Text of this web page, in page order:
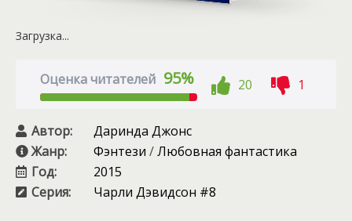
Загрузка...
Оценка читателей 95% 20 1
Автор:
Даринда Джонс
Жанр:
Фэнтези /Любовная фантастика
Год:
2015
Серия:
Чарли Дэвидсон #8